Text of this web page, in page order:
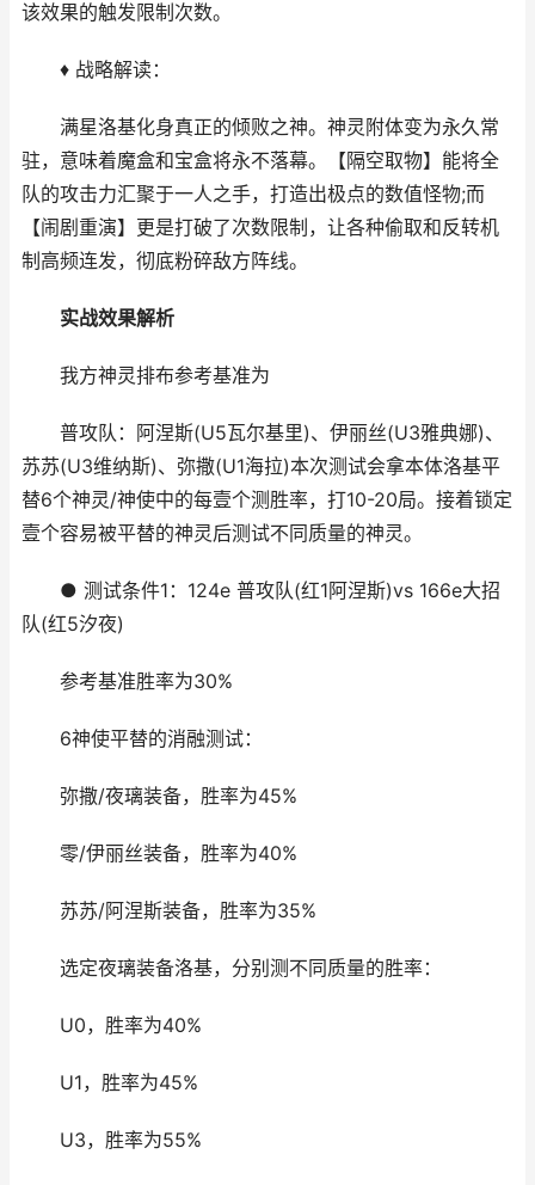
该效果的触发限制次数。
♦ 战略解读：
满星洛基化身真正的倾败之神。神灵附体变为永久常
驻，意味着魔盒和宝盒将永不落幕。【隔空取物】能将全
队的攻击力汇聚于一人之手，打造出极点的数值怪物;而
【闹剧重演】更是打破了次数限制，让各种偷取和反转机
制高频连发，彻底粉碎敌方阵线。
实战效果解析
我方神灵排布参考基准为
普攻队：阿涅斯(U5瓦尔基里)、伊丽丝(U3雅典娜)、
苏苏(U3维纳斯)、弥撒(U1海拉)本次测试会拿本体洛基平
替6个神灵/神使中的每壹个测胜率，打10-20局。接着锁定
壹个容易被平替的神灵后测试不同质量的神灵。
● 测试条件1：124e 普攻队(红1阿涅斯)vs 166e大招
队(红5汐夜)
参考基准胜率为30%
6神使平替的消融测试：
弥撒/夜璃装备，胜率为45%
零/伊丽丝装备，胜率为40%
苏苏/阿涅斯装备，胜率为35%
选定夜璃装备洛基，分别测不同质量的胜率：
U0，胜率为40%
U1，胜率为45%
U3，胜率为55%